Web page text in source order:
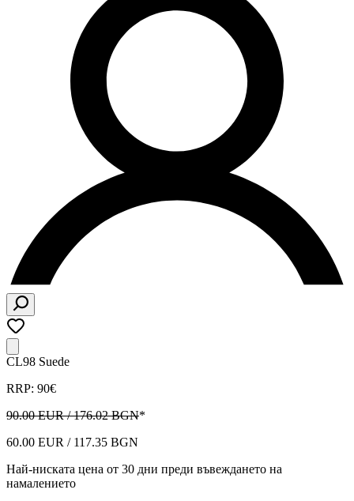
CL98 Suede
RRP: 90€
90.00 EUR / 176.02 BGN*
60.00 EUR / 117.35 BGN
Най-ниската цена от 30 дни преди въвеждането на
намалението